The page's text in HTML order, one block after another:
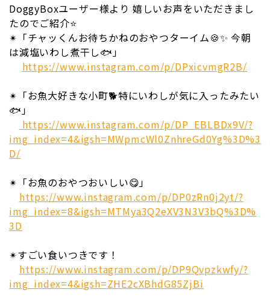
DoggyBoxユーザー様より 嬉しいお声をいただきまし
たのでご紹介⭐
✴「チャッくんお待ちかねのおやつターイム🍪✨ 今朝
は減塩いわし煮干し🐟」
https://www.instagram.com/p/DPxicvmgR2B/
✴「お魚大好きな小町🐕特にいわしが気に入ったみたい
🐟」
https://www.instagram.com/p/DP_EBLBDx9V/?
img_index=4&igsh=MWpmcWl0ZnhreGd0Yg%3D%3
D/
✴「お魚のおやつおいしい😋」
https://www.instagram.com/p/DP0zRn0j2yt/?
img_index=8&igsh=MTMya3Q2eXV3N3V3bQ%3D%
3D
✴すごい食いつきです！
https://www.instagram.com/p/DP9Qvpzkwfy/?
img_index=4&igsh=ZHE2cXBhdG85ZjBi